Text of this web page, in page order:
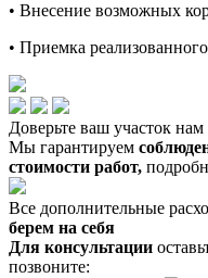
• Внесение возможных
• Приемка
Доверьте ваш участок нам
Мы гарантируем
стоимости работ,
Все дополнительные
берем на себя
Для консультации
позвоните: